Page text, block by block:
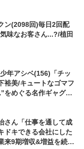
ン(2098回)毎日2回配
味なお客さん...?/植田
年アシベ(156)「チッ
裕美/キュートなゴマフ
をめぐる名作ギャグ4
さん「仕事を通して成
ドキできる会社にした
来9期増収&増益を続け